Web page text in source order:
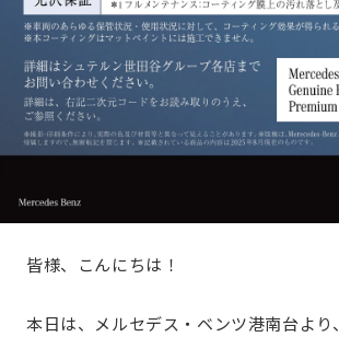
皆様、こんにちは！
本日は、メルセデス・ベンツ港南台より、